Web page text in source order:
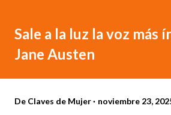
Sale a la luz la voz más
Jane Austen
De Claves de Mujer noviembre 23,